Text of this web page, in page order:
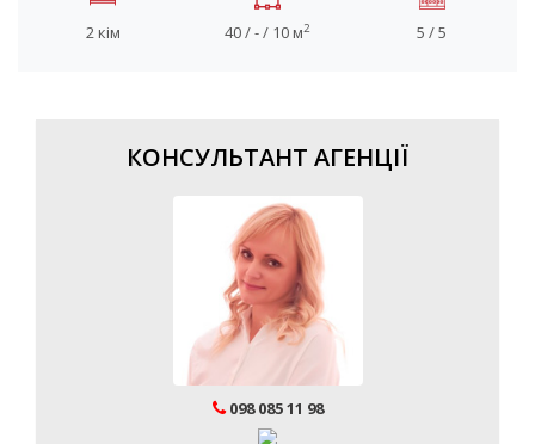
2 кім 40 / - / 10 м2 5 / 5
КОНСУЛЬТАНТ АГЕНЦІЇ
098 085 11 98